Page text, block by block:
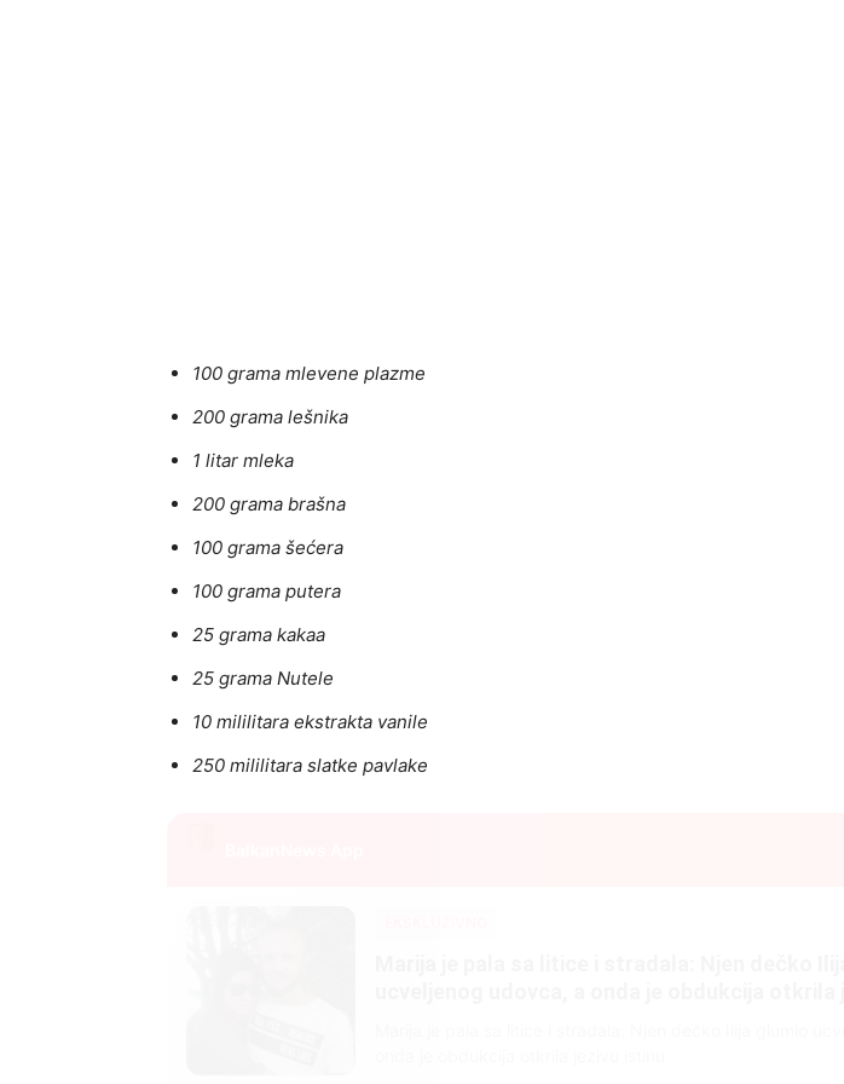
100 grama mlevene plazme
200 grama lešnika
1 litar mleka
200 grama brašna
100 grama šećera
100 grama putera
25 grama kakaa
25 grama Nutele
10 mililitara ekstrakta vanile
250 mililitara slatke pavlake